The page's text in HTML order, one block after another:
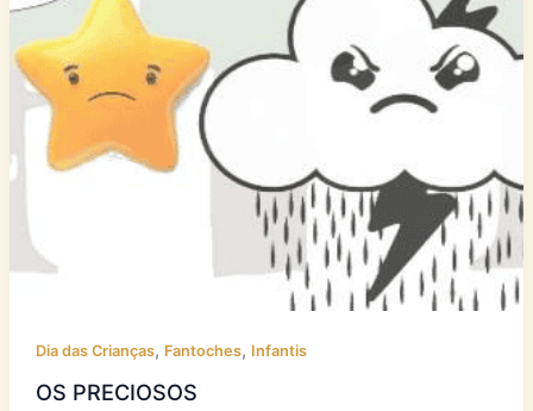
Dia das Crianças, Fantoches, Infantis
OS PRECIOSOS